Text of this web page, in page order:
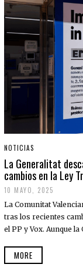
NOTICIAS
La Generalitat
cambios en la Ley
10 MAYO, 2025
La Comunitat
tras los recientes
el PP y Vox. Aunque
MORE